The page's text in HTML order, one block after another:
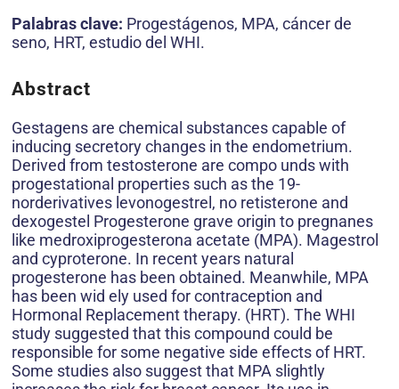
Palabras clave: Progestágenos, MPA, cáncer de
seno, HRT, estudio del WHI.
Abstract
Gestagens are chemical substances capable of
inducing secretory changes in the endometrium.
Derived from testosterone are compo unds with
progestational properties such as the 19-
norderivatives levonogestrel, no retisterone and
dexogestel Progesterone grave origin to pregnanes
like medroxiprogesterona acetate (MPA). Magestrol
and cyproterone. In recent years natural
progesterone has been obtained. Meanwhile, MPA
has been wid ely used for contraception and
Hormonal Replacement therapy. (HRT). The WHI
study suggested that this compound could be
responsible for some negative side effects of HRT.
Some studies also suggest that MPA slightly